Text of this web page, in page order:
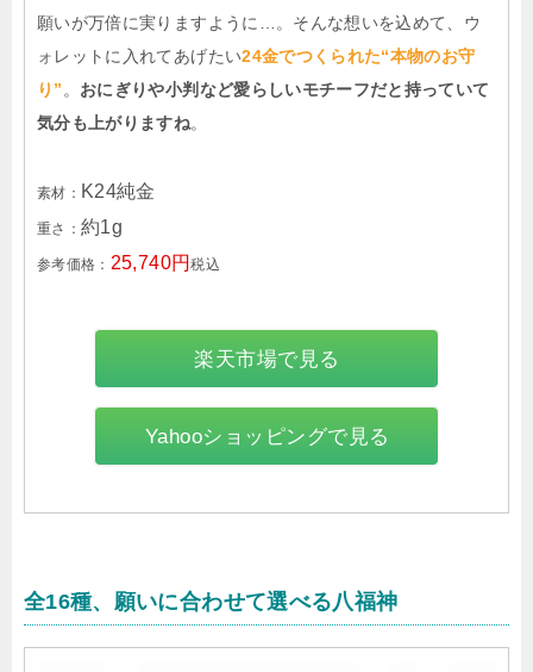
願いが万倍に実りますように…。そんな想いを込めて、ウ
ォレットに入れてあげたい24金でつくられた“本物のお守
り” 。 おにぎりや小判など愛らしいモチーフだと持っていて
気分も上がりますね。
素材： K24純金
重さ：約1g
参考価格： 25,740円税込
楽天市場で見る
Yahooショッピングで見る
全16種、願いに合わせて選べる八福神